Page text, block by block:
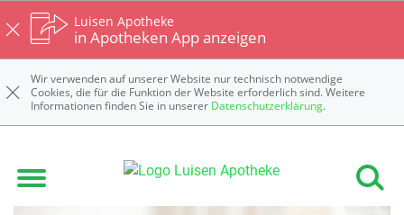
Luisen Apotheke
in Apotheken App anzeigen
Wir verwenden auf unserer Website nur technisch notwendige
Cookies, die für die Funktion der Website erforderlich sind. Weitere
Informationen finden Sie in unserer Datenschutzerklärung.
Kinderkrankheiten